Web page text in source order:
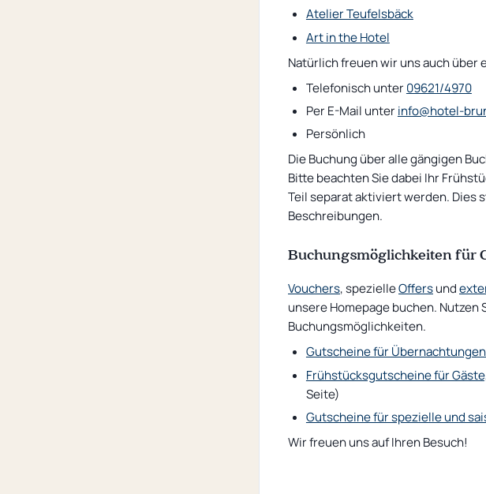
Atelier Teufelsbäck
Art in the Hotel
Natürlich freuen wir uns auch über
Telefonisch unter 09621/4970
Per E-Mail unter info@hotel-
Persönlich
Die Buchung über alle gängigen
Bitte beachten Sie dabei Ihr
Teil separat aktiviert werden. Dies
Beschreibungen.
Buchungsmöglichkeiten für
Vouchers, spezielleOffersund
unsere Homepage buchen.
Buchungsmöglichkeiten.
Gutscheine für
Frühstücksgutscheine für
Seite)
Gutscheine für spezielle und
Wir freuen uns auf Ihren Besuch!